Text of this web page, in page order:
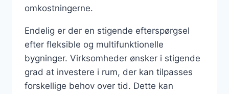
omkostningerne.
Endelig er der en stigende efterspørgsel
efter fleksible og multifunktionelle
bygninger. Virksomheder ønsker i stigende
grad at investere i rum, der kan tilpasses
forskellige behov over tid. Dette kan